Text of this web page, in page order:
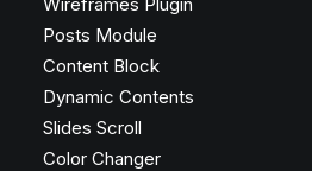
Posts Module
Content Block
Dynamic Contents
Slides Scroll
Color Changer